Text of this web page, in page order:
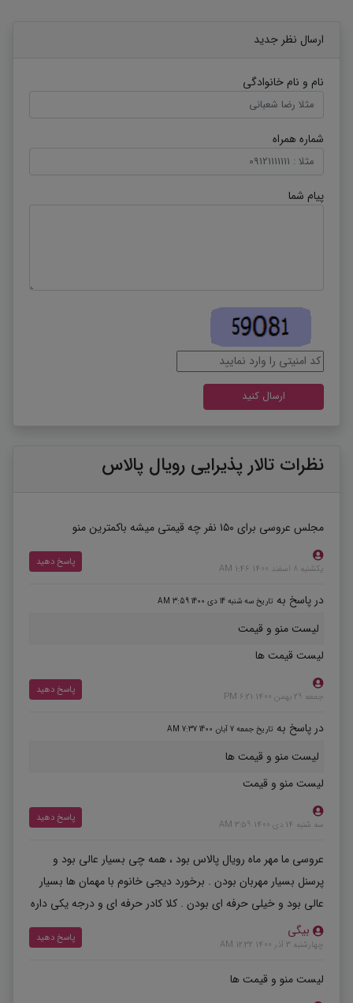
ارسال نظر جدید
نام و نام خانوادگی
شماره همراه
پیام شما
نظرات تالار پذیرایی رویال پالاس
مجلس عروسی برای ۱۵۰ نفر چه قیمتی میشه باکمترین منو
یکشنبه 8 اسفند 1400 1:46 AM
پاسخ دهید
در پاسخ به تاریخ سه شنبه 14 دی 1400 3:59 AM
لیست منو و قیمت
لیست قیمت ها
جمعه 29 بهمن 1400 6:21 PM
پاسخ دهید
در پاسخ به تاریخ جمعه 7 آبان 1400 7:37 AM
لیست منو و قیمت ها
لیست منو و قیمت
سه شنبه 14 دی 1400 3:59 AM
پاسخ دهید
عروسی ما مهر ماه رویال پالاس بود ، همه چی بسیار عالی بود و
پرسنل بسیار مهربان بودن . برخورد دیجی خانوم با مهمان ها بسیار
عالی بود و خیلی حرفه ای بودن . کلا کادر حرفه ای و درجه یکی داره
بیگی
چهارشنبه 3 آذر 1400 12:32 AM
پاسخ دهید
لیست منو و قیمت ها